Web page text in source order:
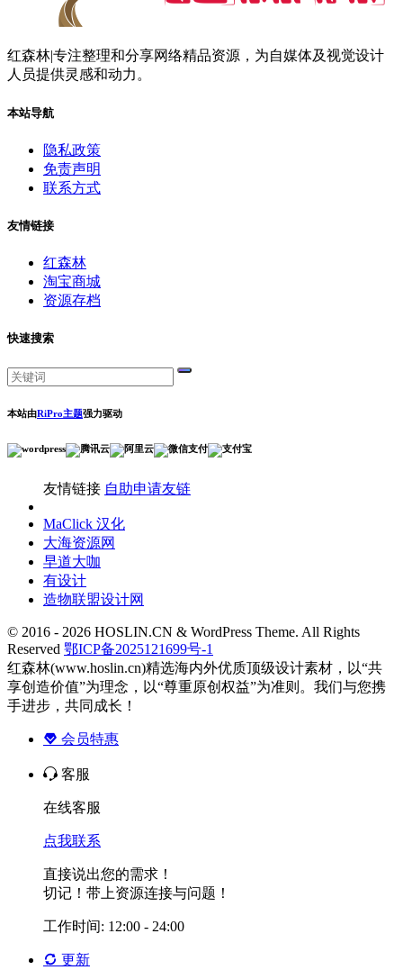
红森林|专注整理和分享网络精品资源，为自媒体及视觉设计
人员提供灵感和动力。
本站导航
隐私政策
免责声明
联系方式
友情链接
红森林
淘宝商城
资源存档
快速搜索
本站由RiPro主题强力驱动
友情链接 自助申请友链
MaClick 汉化
大海资源网
早道大咖
有设计
造物联盟设计网
© 2016 - 2026 HOSLIN.CN & WordPress Theme. All Rights
Reserved 鄂ICP备2025121699号-1
红森林(www.hoslin.cn)精选海内外优质顶级设计素材，以“共
享创造价值”为理念，以“尊重原创权益”为准则。我们与您携
手进步，共同成长！
会员特惠
客服
在线客服
点我联系
直接说出您的需求！
切记！带上资源连接与问题！
工作时间: 12:00 - 24:00
更新